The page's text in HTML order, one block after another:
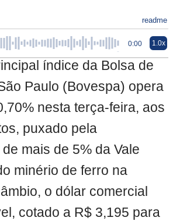
readme
0:00 1.0x
índice da Bolsa de
Paulo (Bovespa) opera
nesta terça-feira, aos
puxado pela
mais de 5% da Vale
minério de ferro na
o dólar comercial
cotado a R$ 3,195 para